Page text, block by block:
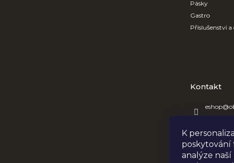
K
poskytování
analýze
Pásky
Gastro
Příslušenství
Kontakt
eshop@
OBRETA